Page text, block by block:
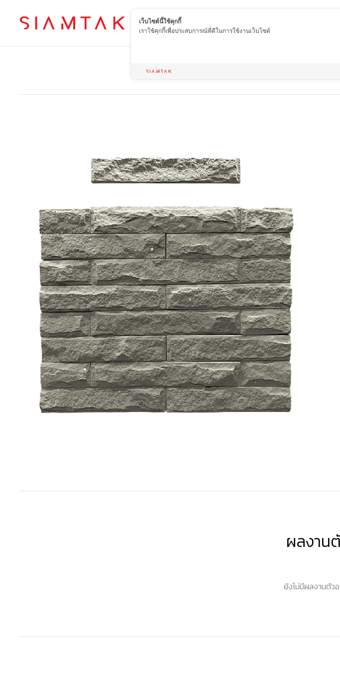
TH
ผลงาน
ยังไม่มีผลงานตัว
เว็บไซต์นี้ใช้คุกกี้
เราใช้คุกกี้เพื่อประสบการณ์ที่ดีในการใช้งานเว็บไซต์